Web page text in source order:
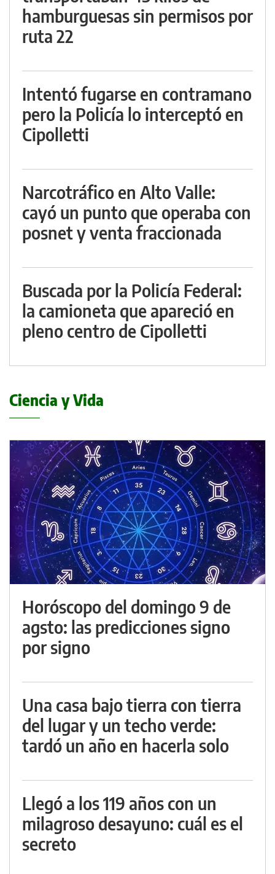
hamburguesas sin permisos por
ruta 22
Intentó fugarse en contramano
pero la Policía lo interceptó en
Cipolletti
Narcotráfico en Alto Valle:
cayó un punto que operaba con
posnet y venta fraccionada
Buscada por la Policía Federal:
la camioneta que apareció en
pleno centro de Cipolletti
Ciencia y Vida
Horóscopo del domingo 9 de
agsto: las predicciones signo
por signo
Una casa bajo tierra con tierra
del lugar y un techo verde:
tardó un año en hacerla solo
Llegó a los 119 años con un
milagroso desayuno: cuál es el
secreto